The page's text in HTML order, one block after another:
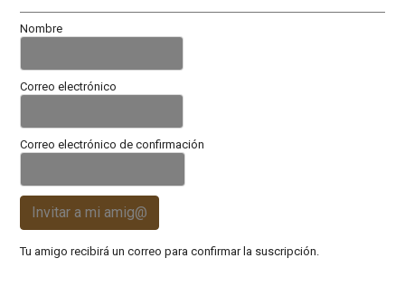
Nombre
Correo electrónico
Correo electrónico de confirmación
Invitar a mi amig@
Tu amigo recibirá un correo para confirmar la suscripción.